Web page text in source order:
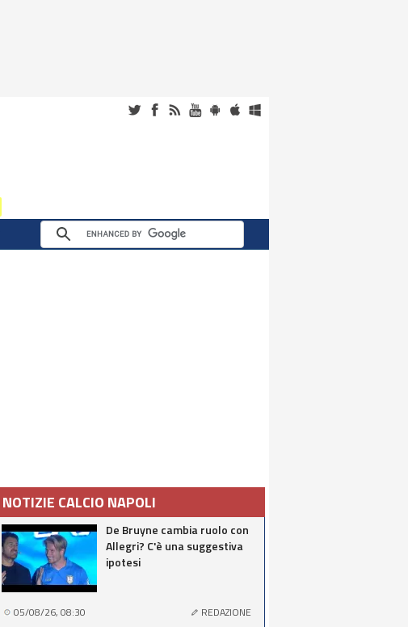
NOTIZIE CALCIO NAPOLI
De Bruyne cambia ruolo con
Allegri? C'è una suggestiva
ipotesi
05/08/26, 08:30 REDAZIONE